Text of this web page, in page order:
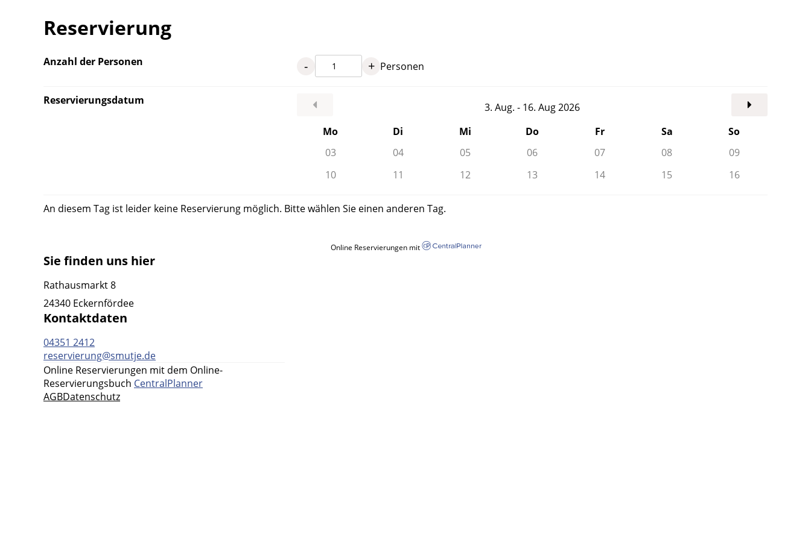
Reservierung
Anzahl der Personen - + Personen
Reservierungsdatum
3. Aug. - 16. Aug 2026
Mo
Di Mi Do Fr Sa
So
03
04 05 06 07 08
09
10
11 12 13 14 15 16
An diesem Tag ist leider keine Reservierung möglich. Bitte wählen Sie einen anderen Tag.
Online Reservierungen mit
Sie finden uns hier
Rathausmarkt 8
24340 Eckernfördee
Kontaktdaten
04351 2412
reservierung@smutje.de
Online Reservierungen mit dem Online-
Reservierungsbuch CentralPlanner
AGBDatenschutz